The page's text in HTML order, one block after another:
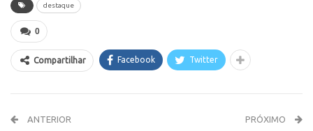
destaque
0
Compartilhar Facebook Twitter
ANTERIOR PRÓXIMO